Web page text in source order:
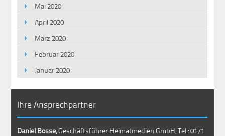
Mai 2020
April 2020
März 2020
Februar 2020
Januar 2020
Ihre Ansprechpartner
Daniel Bosse,Geschäftsführer Heimatmedien GmbH, Tel.: 0171